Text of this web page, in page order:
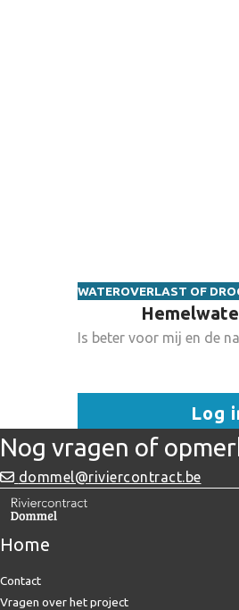
WATEROVERLAST OF
Is beter voor mij en de
Log
Nog vragen of
dommel@riviercontract.be
Home
Contact
Vragen over het project